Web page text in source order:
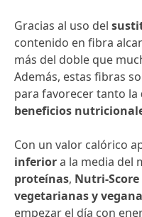
Gracias al uso del
contenido en fibra
más del doble que
Además, estas fibras
para favorecer tanto la
beneficios
Con un valor calórico
inferiora la media del
proteínas, Nutri-Score
vegetarianas y
empezar el día con